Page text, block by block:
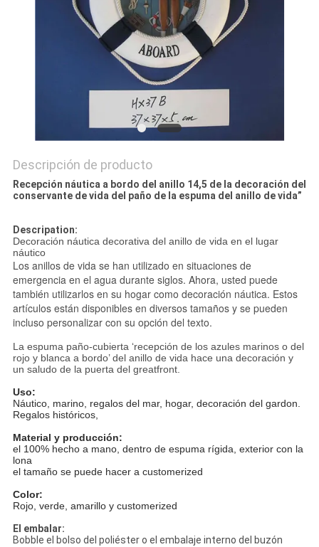
Descripción de producto
Recepción náutica a bordo del anillo 14,5 de la decoración del
conservante de vida del paño de la espuma del anillo de vida”
Descripation:
Decoración náutica decorativa del anillo de vida en el lugar
náutico
Los anillos de vida se han utilizado en situaciones de
emergencia en el agua durante siglos. Ahora, usted puede
también utilizarlos en su hogar como decoración náutica. Estos
artículos están disponibles en diversos tamaños y se pueden
incluso personalizar con su opción del texto.
La espuma paño-cubierta ‘recepción de los azules marinos o del
rojo y blanca a bordo’ del anillo de vida hace una decoración y
un saludo de la puerta del greatfront.
Uso:
Náutico, marino, regalos del mar, hogar, decoración del gardon.
Regalos históricos,
Material y producción:
el 100% hecho a mano, dentro de espuma rígida, exterior con la
lona
el tamaño se puede hacer a customerized
Color:
Rojo, verde, amarillo y customerized
El embalar:
Bobble el bolso del poliéster o el embalaje interno del buzón